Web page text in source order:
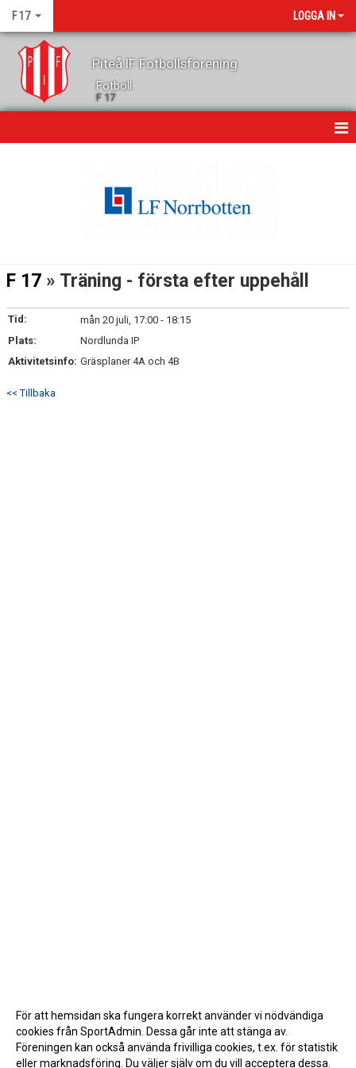
F 17 LOGGA IN
Piteå IF Fotbollsförening
Fotboll
F 17
TRUPPEN
F 17 » Träning - första efter uppehåll
Tid:
mån 20 juli, 17:00 - 18:15
Plats:
Nordlunda IP
Aktivitetsinfo: Gräsplaner 4A och 4B
<< Tillbaka
För att hemsidan ska fungera korrekt använder vi nödvändiga
cookies från SportAdmin. Dessa går inte att stänga av.
Föreningen kan också använda frivilliga cookies, t.ex. för statistik
eller marknadsföring. Du väljer själv om du vill acceptera dessa.